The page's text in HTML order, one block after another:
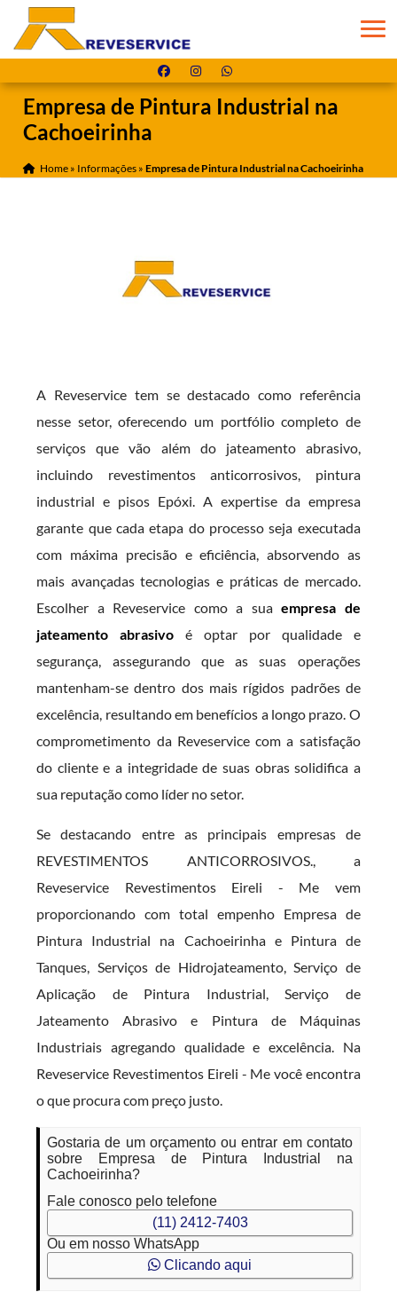
Empresa de Pintura Industrial na
Cachoeirinha
Home » Informações »Empresa de Pintura Industrial na Cachoeirinha
A Reveservice tem se destacado como referência
nesse setor, oferecendo um portfólio completo de
serviços que vão além do jateamento abrasivo,
incluindo revestimentos anticorrosivos, pintura
industrial e pisos Epóxi. A expertise da empresa
garante que cada etapa do processo seja executada
com máxima precisão e eficiência, absorvendo as
mais avançadas tecnologias e práticas de mercado.
Escolher a Reveservice como a suaempresa de
jateamento abrasivoé optar por qualidade e
segurança, assegurando que as suas operações
mantenham-se dentro dos mais rígidos padrões de
excelência, resultando em benefícios a longo prazo. O
comprometimento da Reveservice com a satisfação
do cliente e a integridade de suas obras solidifica a
sua reputação como líder no setor.
Se destacando entre as principais empresas de
REVESTIMENTOS ANTICORROSIVOS., a
Reveservice Revestimentos Eireli - Me vem
proporcionando com total empenho Empresa de
Pintura Industrial na Cachoeirinha e Pintura de
Tanques, Serviços de Hidrojateamento, Serviço de
Aplicação de Pintura Industrial, Serviço de
Jateamento Abrasivo e Pintura de Máquinas
Industriais agregando qualidade e excelência. Na
Reveservice Revestimentos Eireli - Me você encontra
o que procura com preço justo.
Gostaria de um orçamento ou entrar em contato
sobre Empresa de Pintura Industrial na
Cachoeirinha?
Fale conosco pelo telefone
(11) 2412-7403
Ou em nosso WhatsApp
Clicando aqui